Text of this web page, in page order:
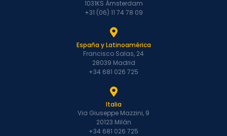
1031KS Ámsterdam
+31 (06) 11 74 78 09
España y Latinoamérica
Francisco Salas, 24
28039 Madrid
+34 681 026 725
Italia
Via Giuseppe Mazzini, 9
20123 Milán
+34 681 026 725